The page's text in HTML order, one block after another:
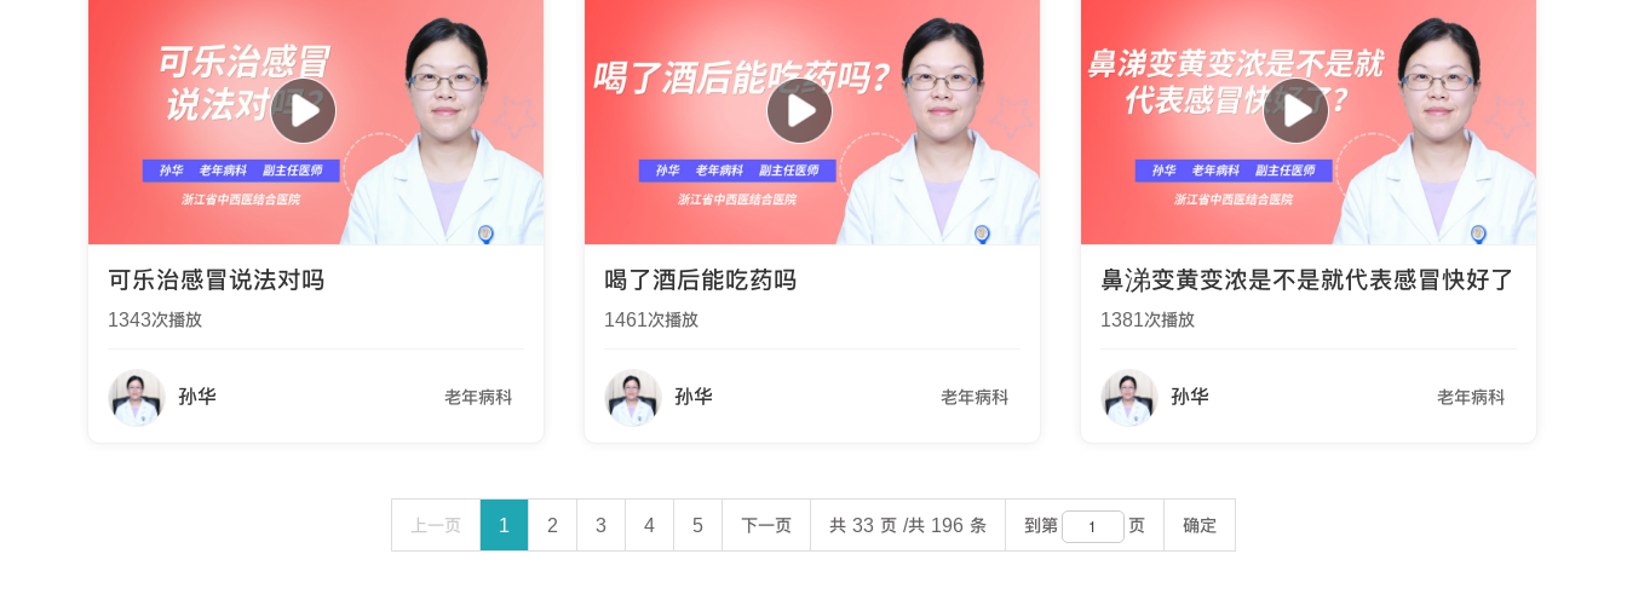
可乐治感冒说法对吗
1343次播放
孙华 老年病科
喝了酒后能吃药吗
1461 次播放
孙华 老年病科
鼻涕变黄变浓是不是就代表感冒快好了
1381 次播放
孙华 老年病科
上一页 1 2 3 4 5 下一页 共 33 页 /共 196 条 到第 页 确定